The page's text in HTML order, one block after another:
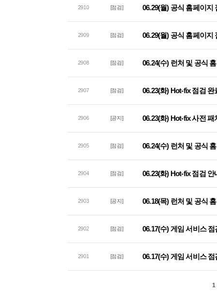
2910 [점검] 06.29(월) 공식 홈페이지
2909 [점검] 06.29(월) 공식 홈페이지
2908 [점검] 06.24(수) 런처 및 공식
2907 [점검] 06.23(화) Hot-fix 점검 완
2906 [공지] 06.23(화) Hot-fix 사전
2905 [점검] 06.24(수) 런처 및 공식
2904 [점검] 06.23(화) Hot-fix 점검 안
2903 [공지] 06.18(목) 런처 및 공식
2902 [점검] 06.17(수) 게임 서비스
2901 [점검] 06.17(수) 게임 서비스 점
1